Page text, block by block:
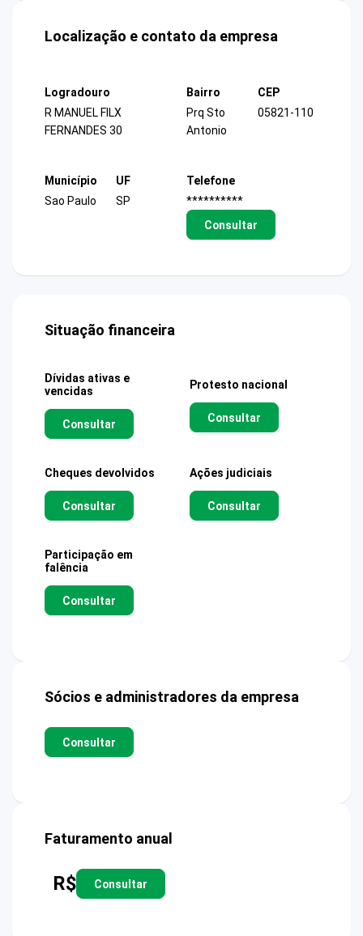
Localização e contato da empresa
Logradouro
R MANUEL FILX
FERNANDES 30
Bairro
Prq Sto
Antonio
CEP
05821-110
Município
Sao Paulo
UF
SP
Telefone
**********
Consultar
Situação financeira
Dívidas ativas e
vencidas
Consultar
Protesto nacional
Consultar
Cheques devolvidos
Consultar
Ações judiciais
Consultar
Participação em
falência
Consultar
Sócios e administradores da empresa
Consultar
Faturamento anual
R$ Consultar